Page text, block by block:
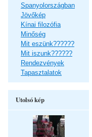
Spanyolországban
Jövőkép
Kínai filozófia
Minőség
Mit eszünk??????
Mit iszunk??????
Rendezvények
Tapasztalatok
Utolsó kép